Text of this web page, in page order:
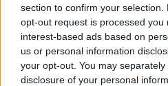
section to confirm your
opt-out request is processed you
interest-based ads based on
us or personal information
your opt-out. You may
disclosure of your personal
ΟΙΚΟΝΟΜΙΑ